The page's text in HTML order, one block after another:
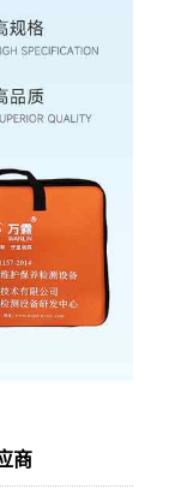
商